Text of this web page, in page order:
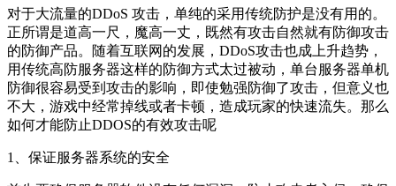
对于大流量的DDoS 攻击，单纯的采用传统防护是没有用的。
正所谓是道高一尺，魔高一丈，既然有攻击自然就有防御攻击
的防御产品。随着互联网的发展，DDoS攻击也成上升趋势，
用传统高防服务器这样的防御方式太过被动，单台服务器单机
防御很容易受到攻击的影响，即使勉强防御了攻击，但意义也
不大，游戏中经常掉线或者卡顿，造成玩家的快速流失。那么
如何才能防止DDOS的有效攻击呢
1、保证服务器系统的安全